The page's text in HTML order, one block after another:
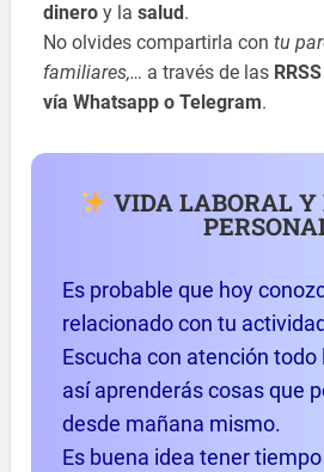
dinero y lasalud .
No olvides compartirla contu
familiares,… a través de las RRSS
vía Whatsapp o Telegram.
VIDA LABORAL Y
Es probable que hoy
relacionado con tu
Escucha con atención todo
así aprenderás cosas que
desde mañana mismo.
Es buena idea tener